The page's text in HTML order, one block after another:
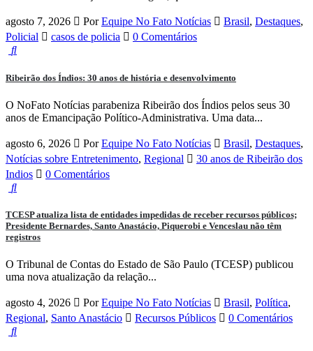
agosto 7, 2026 Por Equipe No Fato Notícias Brasil, Destaques,
Policial
casos de policia 0 Comentários
Ribeirão dos Índios: 30 anos de história e desenvolvimento
O NoFato Notícias parabeniza Ribeirão dos Índios pelos seus 30
anos de Emancipação Político-Administrativa. Uma data...
agosto 6, 2026 Por Equipe No Fato Notícias Brasil, Destaques,
Notícias sobre Entretenimento, Regional
30 anos de Ribeirão dos
Indios
0 Comentários
TCESP atualiza lista de entidades impedidas de receber recursos públicos;
Presidente Bernardes, Santo Anastácio, Piquerobi e Venceslau não têm
registros
O Tribunal de Contas do Estado de São Paulo (TCESP) publicou
uma nova atualização da relação...
agosto 4, 2026 Por Equipe No Fato Notícias Brasil, Política,
Regional, Santo Anastácio Recursos Públicos 0 Comentários